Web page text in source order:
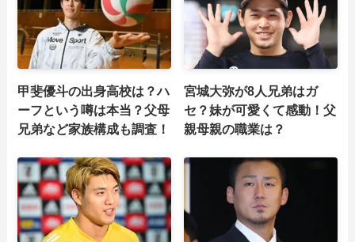
甲斐優斗の出身高校は？ハ
ーフという噂は本当？父母
兄弟など家族構成も調査！
宮城大弥が8人兄弟はガ
セ？妹が可愛くて感動！父
親母親の職業は？